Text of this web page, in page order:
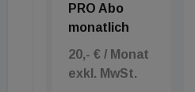
PRO Abo
monatlich
20,- € / Monat
exkl. MwSt.